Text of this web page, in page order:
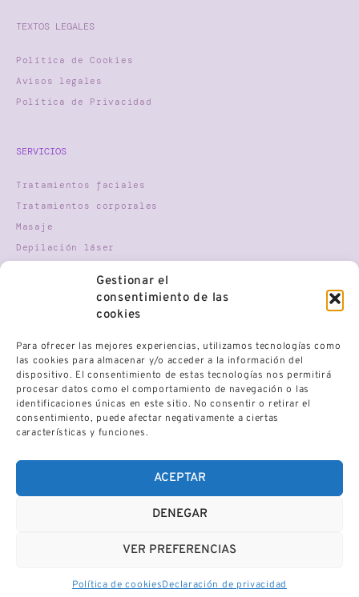
Gestionar el
consentimiento de las
cookies
Para ofrecer las mejores experiencias, utilizamos tecnologías como
las cookies para almacenar y/o acceder a la información del
dispositivo. El consentimiento de estas tecnologías nos permitirá
procesar datos como el comportamiento de navegación o las
identificaciones únicas en este sitio. No consentir o retirar el
consentimiento, puede afectar negativamente a ciertas
características y funciones.
ACEPTAR
DENEGAR
VER PREFERENCIAS
Política de cookiesDeclaración de privacidad
TEXTOS LEGALES
Política de Cookies
Avisos legales
Política de Privacidad
SERVICIOS
Tratamientos faciales
Tratamientos corporales
Masaje
Depilación láser
HORARIO
Lunes 9:30 AM - 21:00 PM
Martes 9:30 AM - 21:00 PM
Miércoles 9:30 AM - 21:00 PM
Jueves 9:30 AM - 21:00 PM
Viernes 9:30 AM - 21:00 PM
Sábado
reservados